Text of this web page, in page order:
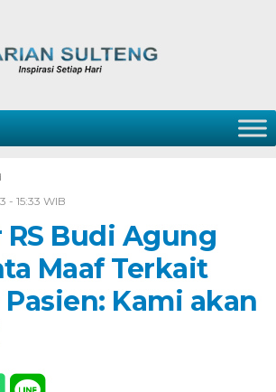
- 15:33 WIB
Budi Agung
Maaf Terkait
Kami akan